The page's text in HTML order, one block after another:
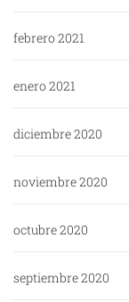
febrero 2021
enero 2021
diciembre 2020
noviembre 2020
octubre 2020
septiembre 2020